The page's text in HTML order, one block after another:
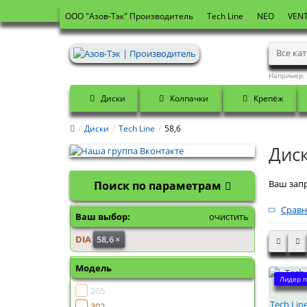
OOO "Азов-Тэк" Производитель Tech Line NEO
Все
Например:
Диски Колпачки Крепёж
Диски Tech Line 58,6
Поиск по параметрам
Ваш выбор:
очистить
DIA 58,6×
Модель
205
Ваш
Лидер
Tech